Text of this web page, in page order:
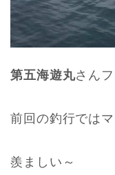
第五海遊丸さん
前回の釣行では
羨ましい～